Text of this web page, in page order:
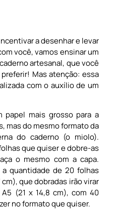
a desenhar e levar
você, vamos ensinar um
artesanal, que você
Mas atenção: essa
com o auxílio de um
papel mais grosso para a
mas do mesmo formato da
do caderno (o miolo).
que quiser e dobre-as
o mesmo com a capa.
quantidade de 20 folhas
que dobradas irão virar
(21 x 14,8 cm), com 40
no formato que quiser.